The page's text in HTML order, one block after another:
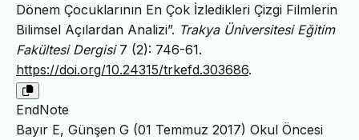
Dönem Çocuklarının En Çok İzledikleri Çizgi Filmlerin
Bilimsel Açılardan Analizi”. Trakya Üniversitesi Eğitim
Fakültesi Dergisi7 (2): 746-61.
https://doi.org/10.24315/trkefd.303686.
EndNote
Bayır E, Günşen G (01 Temmuz 2017) Okul Öncesi